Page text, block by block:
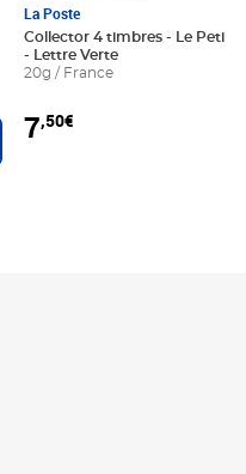
au panier
La Poste
Collector 4 timbres - Le Petit
- Lettre Verte
20g / France
7,50€